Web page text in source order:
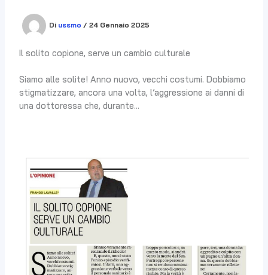
Di ussmo / 24 Gennaio 2025
Il solito copione, serve un cambio culturale
Siamo alle solite! Anno nuovo, vecchi costumi. Dobbiamo
stigmatizzare, ancora una volta, l’aggressione ai danni di
una dottoressa che, durante…